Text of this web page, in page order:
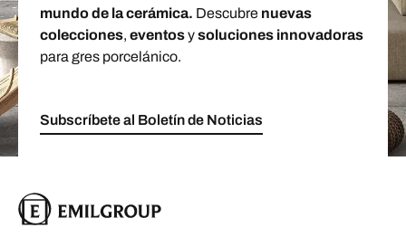
mundo de la cerámica. Descubre nuevas
colecciones, eventosysoluciones innovadoras
para gres porcelánico.
Subscríbete al Boletín de Noticias